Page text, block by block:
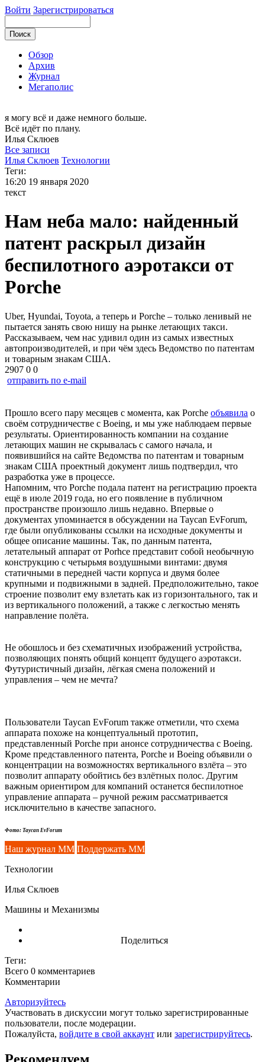
Войти Зарегистрироваться
Обзор
Архив
Журнал
Мегаполис
я могу всё и даже немного больше.
Всё идёт по плану.
Илья Склюев
Все записи
Илья Склюев Технологии
Теги:
16:20 19 января 2020
текст
Нам неба мало: найденный
патент раскрыл дизайн
беспилотного аэротакси от
Porche
Uber, Hyundai, Toyota, а теперь и Porche – только ленивый не
пытается занять свою нишу на рынке летающих такси.
Рассказываем, чем нас удивил один из самых известных
автопроизводителей, и при чём здесь Ведомство по патентам
и товарным знакам США.
2907 0 0
отправить по e-mail
Прошло всего пару месяцев с момента, как Porche объявила о
своём сотрудничестве с Boeing, и мы уже наблюдаем первые
результаты. Ориентированность компании на создание
летающих машин не скрывалась с самого начала, и
появившийся на сайте Ведомства по патентам и товарным
знакам США проектный документ лишь подтвердил, что
разработка уже в процессе.
Напомним, что Porche подала патент на регистрацию проекта
ещё в июле 2019 года, но его появление в публичном
пространстве произошло лишь недавно. Впервые о
документах упоминается в обсуждении на Taycan EvForum,
где были опубликованы ссылки на исходные документы и
общее описание машины. Так, по данным патента,
летательный аппарат от Porhce представит собой необычную
конструкцию с четырьмя воздушными винтами: двумя
статичными в передней части корпуса и двумя более
крупными и подвижными в задней. Предположительно, такое
строение позволит ему взлетать как из горизонтального, так и
из вертикального положений, а также с легкостью менять
направление полёта.
Не обошлось и без схематичных изображений устройства,
позволяющих понять общий концепт будущего аэротакси.
Футуристичный дизайн, лёгкая смена положений и
управления – чем не мечта?
Пользователи Taycan EvForum также отметили, что схема
аппарата похоже на концептуальный прототип,
представленный Porche при анонсе сотрудничества с Boeing.
Кроме представленного патента, Porche и Boeing объявили о
концентрации на возможностях вертикального взлёта – это
позволит аппарату обойтись без взлётных полос. Другим
важным ориентиром для компаний останется беспилотное
управление аппарата – ручной режим рассматривается
исключительно в качестве запасного.
Фото: Taycan EvForum
Наш журнал ММ Поддержать ММ
Технологии
Илья Склюев
Машины и Механизмы
Поделиться
Теги:
Всего 0 комментариев
Комментарии
Авторизуйтесь
Участвовать в дискуссии могут только зарегистрированные
пользователи, после модерации.
Пожалуйста, войдите в свой аккаунт или зарегистрируйтесь.
Рекомендуем